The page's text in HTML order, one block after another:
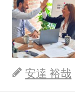
安達 裕哉